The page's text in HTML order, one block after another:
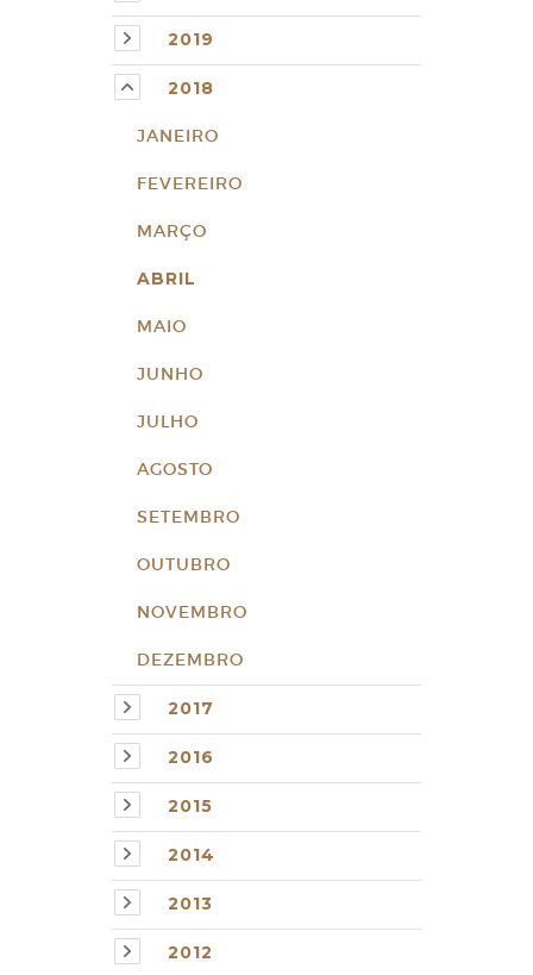
2019
2018
JANEIRO
FEVEREIRO
MARÇO
ABRIL
MAIO
JUNHO
JULHO
AGOSTO
SETEMBRO
OUTUBRO
NOVEMBRO
DEZEMBRO
2017
2016
2015
2014
2013
2012